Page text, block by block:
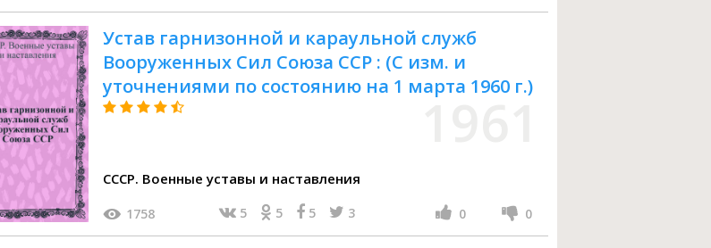
Устав гарнизонной и караульной служб
Вооруженных Сил Союза ССР : (С изм. и
уточнениями по состоянию на 1 марта 1960 г.)
СССР. Военные уставы и наставления
1758 5 5 5 3 0 0